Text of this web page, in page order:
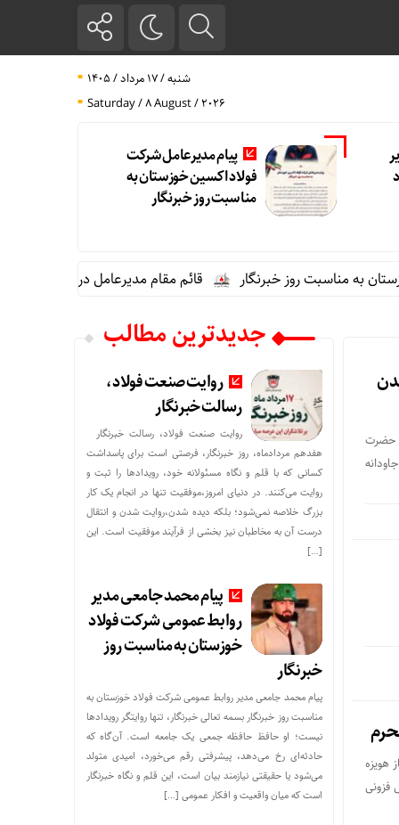
شنبه / ۱۷ مرداد / ۱۴۰۵
Saturday / 8 August / 2026
پیام مدیرعامل شرکت
فولاد اکسین خوزستان به
مناسبت روز خبرنگار
مناسبت روز خبرنگار قائم مقام مدیرعامل در امور اداری و
حضرت
هویزه
فزونی
جدیدترین مطالب
روایت صنعت فولاد،‌
رسالت خبرنگار
روایت صنعت فولاد،‌ رسالت خبرنگار
هفدهم مردادماه، روز خبرنگار، فرصتی است برای پاسداشت
کسانی که با قلم و نگاه مسئولانه خود، رویدادها را ثبت و
روایت می‌کنند. در دنیای امروز،موفقیت تنها در انجام یک کار
بزرگ خلاصه نمی‌شود؛ بلکه دیده شدن،روایت شدن و انتقال
درست آن به مخاطبان نیز بخشی از فرآیند موفقیت است. این
[…]
پیام محمد جامعی مدیر
روابط عمومی شرکت فولاد
خوزستان به مناسبت روز
خبرنگار
پیام محمد جامعی مدیر روابط عمومی شرکت فولاد خوزستان به
مناسبت روز خبرنگار بسمه تعالی خبرنگار، تنها روایتگر رویدادها
نیست؛ او حافظ حافظه جمعی یک جامعه است. آن‌گاه که
حادثه‌ای رخ می‌دهد، پیشرفتی رقم می‌خورد، امیدی متولد
می‌شود یا حقیقتی نیازمند بیان است، این قلم و نگاه خبرنگار
است که میان واقعیت و افکار عمومی […]